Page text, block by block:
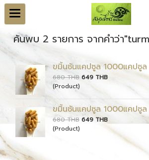
ค้นพบ 2 รายการ จากคำว่า
ขมิ้นชันแคปซูล 1000แคปซูล
680 THB 649 THB
(Product)
ขมิ้นชันแคปซูล 1000แคปซูล
680 THB 649 THB
(Product)